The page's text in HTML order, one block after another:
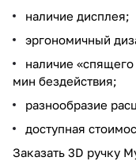
наличие дисплея;
эргономичный
наличие
мин бездействия;
разнообразие
доступная
Заказать 3D ручку